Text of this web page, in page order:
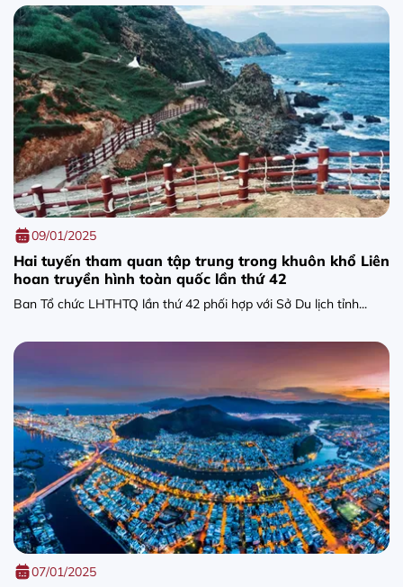
Hai tuyến tham quan tập trung trong khuôn khổ Liên
hoan truyền hình toàn quốc lần thứ 42
09/01/2025
Ban Tổ chức LHTHTQ lần thứ 42 phối hợp với Sở Du lịch tỉnh...
07/01/2025